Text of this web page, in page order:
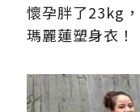
懷孕胖了23kg
瑪麗蓮塑身衣！